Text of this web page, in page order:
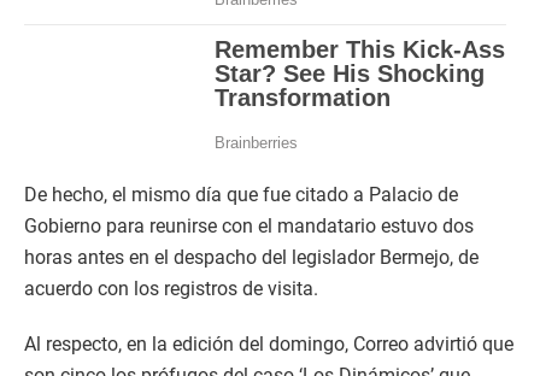
De hecho, el mismo día que fue citado a Palacio de
Gobierno para reunirse con el mandatario estuvo dos
horas antes en el despacho del legislador Bermejo, de
acuerdo con los registros de visita.
Al respecto, en la edición del domingo, Correo advirtió que